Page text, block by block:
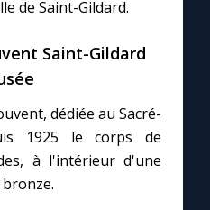
de Saint-Gildard.
Saint-Gildard
dédiée au Sacré-
1925 le corps de
à l'intérieur d'une